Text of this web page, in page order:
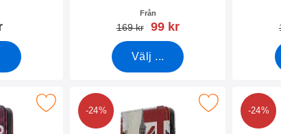
Från
tidigare pris
169 kr rea pris
99 kr
Välj ...
Motorola Edge 20 Pro som favorit
-24%
Makera designwallet Motorola Edge 20
-24%
Makera